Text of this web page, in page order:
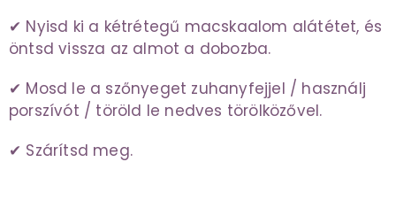
✔ Nyisd ki a kétrétegű macskaalom alátétet, és
öntsd vissza az almot a dobozba.
✔ Mosd le a szőnyeget zuhanyfejjel / használj
porszívót / töröld le nedves törölközővel.
✔ Szárítsd meg.